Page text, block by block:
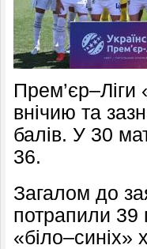
Прем’єр–Ліги
внічию та
балів. У 30
36.
Загалом до
потрапили 39
«біло–синіх»